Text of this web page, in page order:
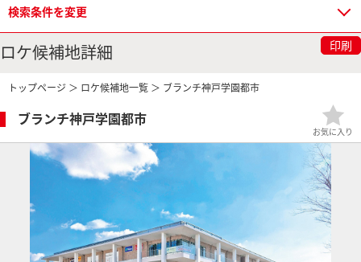
検索条件を変更
ロケ候補地詳細 印刷
トップページ ＞ ロケ候補地一覧 ＞ ブランチ神戸学園都市
ブランチ神戸学園都市
お気に入り